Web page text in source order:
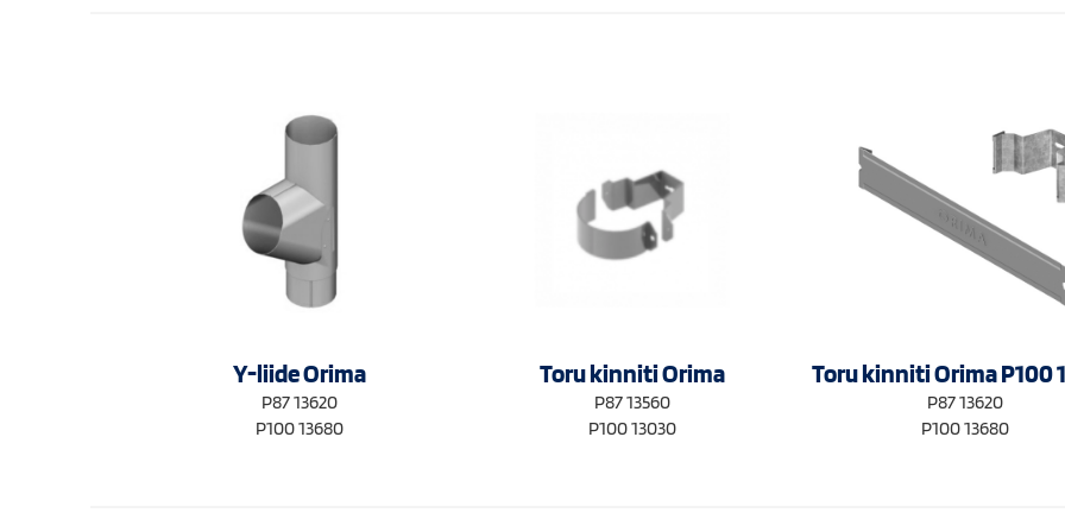
Y-liide Orima
P87 13620
P100 13680
Toru kinniti Orima
P87 13560
P100 13030
Toru kinniti Orima P100
P87 13620
P100 13680